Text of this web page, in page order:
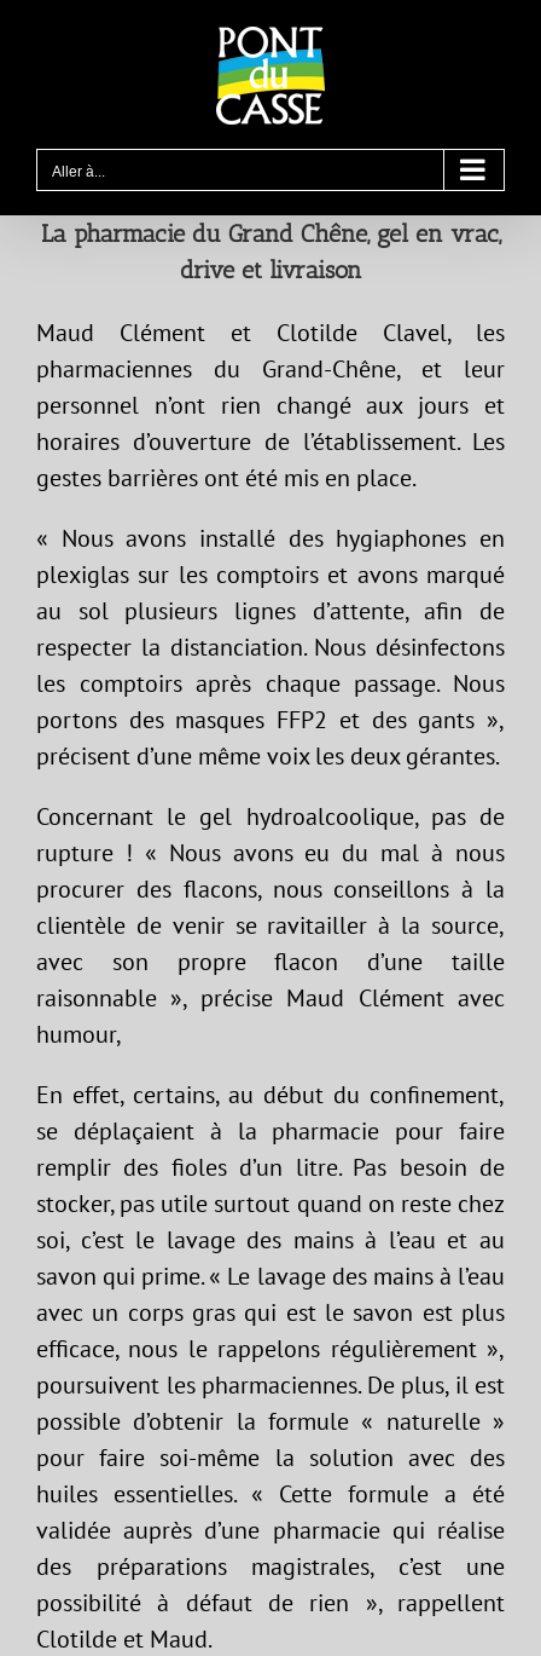
Aller à...
La pharmacie du Grand Chêne, gel en vrac,
drive et livraison
Maud Clément et Clotilde Clavel, les
pharmaciennes du Grand-Chêne, et leur
personnel n’ont rien changé aux jours et
horaires d’ouverture de l’établissement. Les
gestes barrières ont été mis en place.
« Nous avons installé des hygiaphones en
plexiglas sur les comptoirs et avons marqué
au sol plusieurs lignes d’attente, afin de
respecter la distanciation. Nous désinfectons
les comptoirs après chaque passage. Nous
portons des masques FFP2 et des gants »,
précisent d’une même voix les deux gérantes.
Concernant le gel hydroalcoolique, pas de
rupture ! « Nous avons eu du mal à nous
procurer des flacons, nous conseillons à la
clientèle de venir se ravitailler à la source,
avec son propre flacon d’une taille
raisonnable », précise Maud Clément avec
humour,
En effet, certains, au début du confinement,
se déplaçaient à la pharmacie pour faire
remplir des fioles d’un litre. Pas besoin de
stocker, pas utile surtout quand on reste chez
soi, c’est le lavage des mains à l’eau et au
savon qui prime. « Le lavage des mains à l’eau
avec un corps gras qui est le savon est plus
efficace, nous le rappelons régulièrement »,
poursuivent les pharmaciennes. De plus, il est
possible d’obtenir la formule « naturelle »
pour faire soi-même la solution avec des
huiles essentielles. « Cette formule a été
validée auprès d’une pharmacie qui réalise
des préparations magistrales, c’est une
possibilité à défaut de rien », rappellent
Clotilde et Maud.